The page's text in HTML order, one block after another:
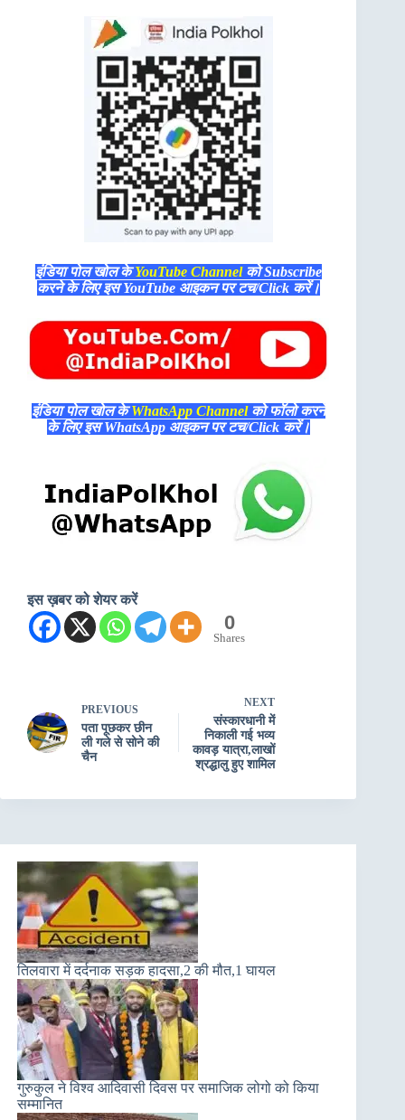
इंडिया पोल खोल केYouTube Channelको Subscribe
करने के लिए इस YouTube आइकन पर टच/Click करें।
इंडिया पोल खोल केWhatsApp Channelको फॉलो करने
के लिए इस WhatsApp आइकन पर टच/Click करें।
इस ख़बर को शेयर करें
0
Shares
PREVIOUS
पता पूछकर छीन
ली गले से सोने की
चैन
NEXT
संस्कारधानी में
निकाली गई भव्य
कावड़ यात्रा,लाखों
श्रद्धालु हुए शामिल
तिलवारा में दर्दनाक सड़क हादसा,2 की मौत,1 घायल
गुरुकुल ने विश्व आदिवासी दिवस पर समाजिक लोगो को किया
सम्मानित